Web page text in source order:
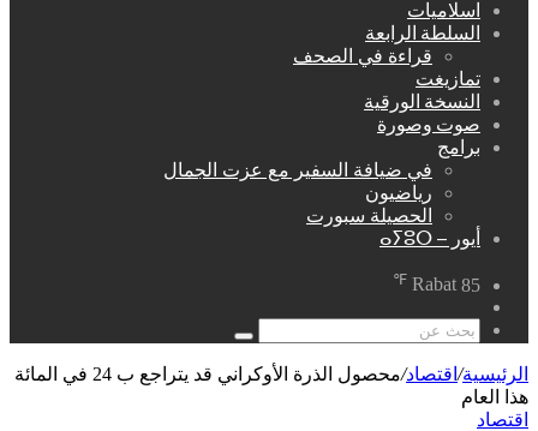
اسلاميات
السلطة الرابعة
قراءة في الصحف
تمازيغت
النسخة الورقية
صوت وصورة
برامج
في ضيافة السفير مع عزت الجمال
رياضيون
الحصيلة سبورت
أيور – ⴰⵢⵓⵔ
Rabat 85
℉
عشوائي
بحث
عن
الرئيسية/ اقتصاد/
محصول الذرة الأوكراني قد يتراجع ب 24 في المائة
هذا العام
اقتصاد